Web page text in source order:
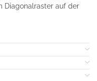
Diagonalraster auf der